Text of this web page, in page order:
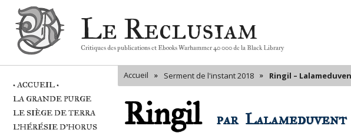
Le Reclusiam
Critiques des publications et Ebooks Warhammer 40 000 de la Black Library
• ACCUEIL •
LA GRANDE PURGE
LE SIÈGE DE TERRA
L'HÉRÉSIE D'HORUS
Accueil » Serment de l'instant 2018 » Ringil –
Ringil par Lalameduvent